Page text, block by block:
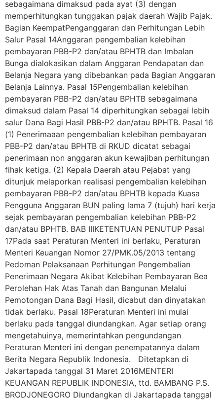
sebagaimana dimaksud pada ayat (3) dengan
memperhitungkan tunggakan pajak daerah Wajib Pajak.
Bagian KeempatPenganggaran dan Perhitungan Lebih
Salur Pasal 14Anggaran pengembalian kelebihan
pembayaran PBB-P2 dan/atau BPHTB dan Imbalan
Bunga dialokasikan dalam Anggaran Pendapatan dan
Belanja Negara yang dibebankan pada Bagian Anggaran
Belanja Lainnya. Pasal 15Pengembalian kelebihan
pembayaran PBB-P2 dan/atau BPHTB sebagaimana
dimaksud dalam Pasal 14 diperhitungkan sebagai lebih
salur Dana Bagi Hasil PBB-P2 dan/atau BPHTB. Pasal 16
(1) Penerimaaan pengembalian kelebihan pembayaran
PBB-P2 dan/atau BPHTB di RKUD dicatat sebagai
penerimaan non anggaran akun kewajiban perhitungan
fihak ketiga. (2) Kepala Daerah atau Pejabat yang
ditunjuk melaporkan realisasi pengembalian kelebihan
pembayaran PBB-P2 dan/atau BPHTB kepada Kuasa
Pengguna Anggaran BUN paling lama 7 (tujuh) hari kerja
sejak pembayaran pengembalian kelebihan PBB-P2
dan/atau BPHTB. BAB IIIKETENTUAN PENUTUP Pasal
17Pada saat Peraturan Menteri ini berlaku, Peraturan
Menteri Keuangan Nomor 27/PMK.05/2013 tentang
Pedoman Pelaksanaan Perhitungan Pengembalian
Penerimaan Negara Akibat Kelebihan Pembayaran Bea
Perolehan Hak Atas Tanah dan Bangunan Melalui
Pemotongan Dana Bagi Hasil, dicabut dan dinyatakan
tidak berlaku. Pasal 18Peraturan Menteri ini mulai
berlaku pada tanggal diundangkan. Agar setiap orang
mengetahuinya, memerintahkan pengundangan
Peraturan Menteri ini dengan penempatannya dalam
Berita Negara Republik Indonesia. Ditetapkan di
Jakartapada tanggal 31 Maret 2016MENTERI
KEUANGAN REPUBLIK INDONESIA, ttd. BAMBANG P.S.
BRODJONEGORO Diundangkan di Jakartapada tanggal